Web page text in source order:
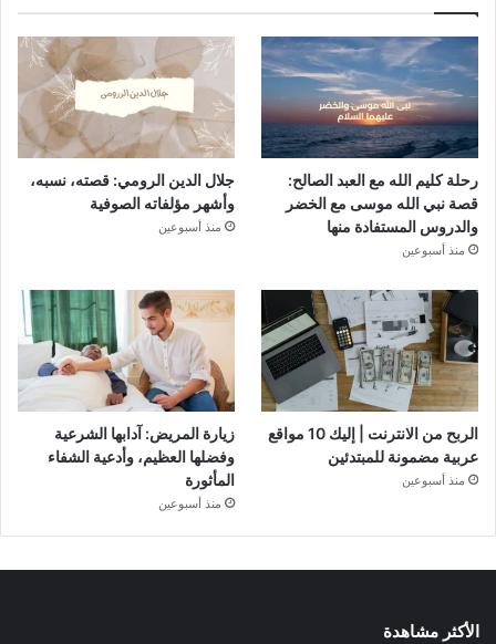
رحلة كليم الله مع العبد الصالح:
قصة نبي الله موسى مع الخضر
والدروس المستفادة منها
منذ أسبوعين
جلال الدين الرومي: قصته، نسبه،
وأشهر مؤلفاته الصوفية
منذ أسبوعين
الربح من الانترنت | إليك 10 مواقع
عربية مضمونة للمبتدئين
منذ أسبوعين
زيارة المريض: آدابها الشرعية
وفضلها العظيم، وأدعية الشفاء
المأثورة
منذ أسبوعين
الأكثر مشاهدة